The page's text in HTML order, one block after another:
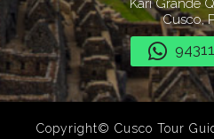
Kari Grande
Cusco,
Copyright© Cusco Tour